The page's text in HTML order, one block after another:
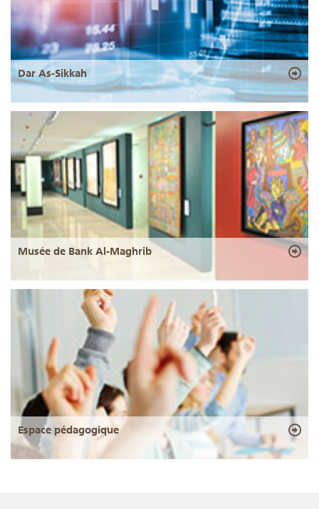
Dar As-Sikkah
Musée de Bank Al-Maghrib
Espace pédagogique